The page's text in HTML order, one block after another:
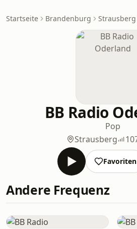
Startseite Brandenburg Strausberg
BB Radio
Pop
Strausberg
Favoriten
Andere Frequenz